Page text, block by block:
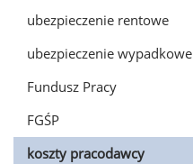
ubezpieczenie rentowe
ubezpieczenie wypadkowe
Fundusz Pracy
FGŚP
koszty pracodawcy